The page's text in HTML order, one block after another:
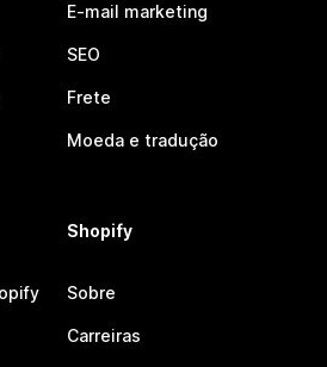
E-mail marketing
SEO
Frete
Moeda e tradução
Shopify
Sobre
Carreiras